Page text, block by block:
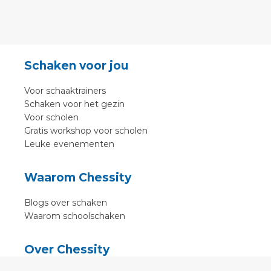
Schaken voor jou
Voor schaaktrainers
Schaken voor het gezin
Voor scholen
Gratis workshop voor scholen
Leuke evenementen
Waarom Chessity
Blogs over schaken
Waarom schoolschaken
Over Chessity